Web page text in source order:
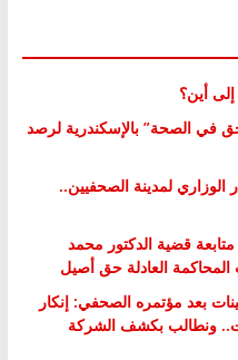
أين؟
في الصحة” بالإسكندرية لرصد
الوزاري لمدينة الصحفيين..
قضية الدكتور محمد
المحاكمة العادلة حق أصيل
بعد مؤتمره الصحفي: إنكار
ونطالب بكشف الشركة